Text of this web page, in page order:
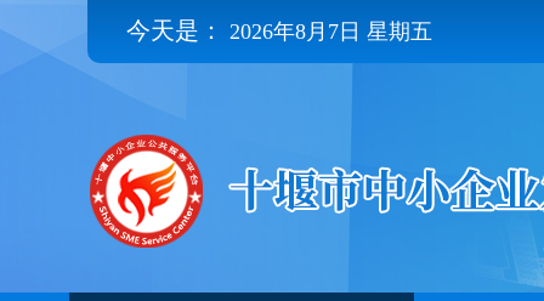
今天是： 2026年8月7日 星期五